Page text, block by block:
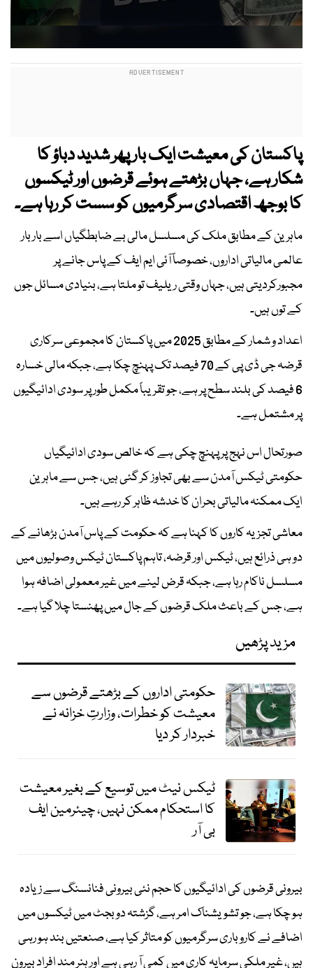
پاکستان کی معیشت ایک بار پھر شدید دباؤ کا
شکار ہے، جہاں بڑھتے ہوئے قرضوں اور ٹیکسوں
کا بوجھ اقتصادی سرگرمیوں کو سست کر رہا ہے۔
ماہرین کے مطابق ملک کی مسلسل مالی بے ضابطگیاں اسے بار بار
عالمی مالیاتی اداروں، خصوصاً آئی ایم ایف کے پاس جانے پر
مجبورکردیتی ہیں، جہاں وقتی ریلیف تو ملتا ہے، بنیادی مسائل جوں
کے توں ہیں۔
اعداد و شمار کے مطابق 2025 میں پاکستان کا مجموعی سرکاری
قرضہ جی ڈی پی کے 70 فیصد تک پہنچ چکا ہے، جبکہ مالی خسارہ
6 فیصد کی بلند سطح پر ہے، جو تقریباً مکمل طور پر سودی ادائیگیوں
پر مشتمل ہے۔
صورتحال اس نہج پر پہنچ چکی ہے کہ خالص سودی ادائیگیاں
حکومتی ٹیکس آمدن سے بھی تجاوز کر گئی ہیں، جس سے ماہرین
ایک ممکنہ مالیاتی بحران کا خدشہ ظاہر کر رہے ہیں۔
معاشی تجزیہ کاروں کا کہنا ہے کہ حکومت کے پاس آمدن بڑھانے کے
دو ہی ذرائع ہیں، ٹیکس اور قرضہ، تاہم پاکستان ٹیکس وصولیوں میں
مسلسل ناکام رہا ہے، جبکہ قرض لینے میں غیر معمولی اضافہ ہوا
ہے، جس کے باعث ملک قرضوں کے جال میں پھنستا چلا گیا ہے۔
مزید پڑھیں
حکومتی اداروں کے بڑھتے قرضوں سے
معیشت کو خطرات، وزارتِ خزانہ نے
خبردار کر دیا
ٹیکس نیٹ میں توسیع کے بغیر معیشت
کا استحکام ممکن نہیں، چیئرمین ایف
بی آر
بیرونی قرضوں کی ادائیگیوں کا حجم نئی بیرونی فنانسنگ سے زیادہ
ہو چکا ہے، جو تشویشناک امر ہے، گزشتہ دو بجٹ میں ٹیکسوں میں
اضافے نے کاروباری سرگرمیوں کو متاثر کیا ہے، صنعتیں بند ہو رہی
ہیں، غیر ملکی سرمایہ کاری میں کمی آ رہی ہے اور ہنر مند افراد بیرون